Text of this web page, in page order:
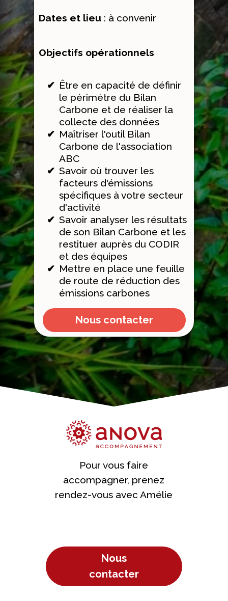
Dates et lieu : à convenir
Objectifs opérationnels
Être en capacité de définir
le périmètre du Bilan
Carbone et de réaliser la
collecte des données
Maîtriser l'outil Bilan
Carbone de l'association
ABC
Savoir où trouver les
facteurs d'émissions
spécifiques à votre secteur
d'activité
Savoir analyser les résultats
de son Bilan Carbone et les
restituer auprès du CODIR
et des équipes
Mettre en place une feuille
de route de réduction des
émissions carbones
Nous contacter
Pour vous faire
accompagner, prenez
rendez-vous avec Amélie
Nous
contacter